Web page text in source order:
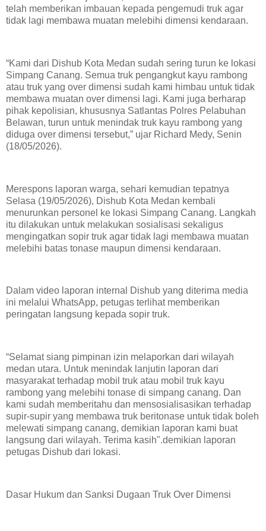
telah memberikan imbauan kepada pengemudi truk agar
tidak lagi membawa muatan melebihi dimensi kendaraan.
“Kami dari Dishub Kota Medan sudah sering turun ke lokasi
Simpang Canang. Semua truk pengangkut kayu rambong
atau truk yang over dimensi sudah kami himbau untuk tidak
membawa muatan over dimensi lagi. Kami juga berharap
pihak kepolisian, khususnya Satlantas Polres Pelabuhan
Belawan, turun untuk menindak truk kayu rambong yang
diduga over dimensi tersebut,” ujar Richard Medy, Senin
(18/05/2026).
Merespons laporan warga, sehari kemudian tepatnya
Selasa (19/05/2026), Dishub Kota Medan kembali
menurunkan personel ke lokasi Simpang Canang. Langkah
itu dilakukan untuk melakukan sosialisasi sekaligus
mengingatkan sopir truk agar tidak lagi membawa muatan
melebihi batas tonase maupun dimensi kendaraan.
Dalam video laporan internal Dishub yang diterima media
ini melalui WhatsApp, petugas terlihat memberikan
peringatan langsung kepada sopir truk.
“Selamat siang pimpinan izin melaporkan dari wilayah
medan utara. Untuk menindak lanjutin laporan dari
masyarakat terhadap mobil truk atau mobil truk kayu
rambong yang melebihi tonase di simpang canang. Dan
kami sudah memberitahu dan mensosialisasikan terhadap
supir-supir yang membawa truk beritonase untuk tidak boleh
melewati simpang canang, demikian laporan kami buat
langsung dari wilayah. Terima kasih".demikian laporan
petugas Dishub dari lokasi.
Dasar Hukum dan Sanksi Dugaan Truk Over Dimensi